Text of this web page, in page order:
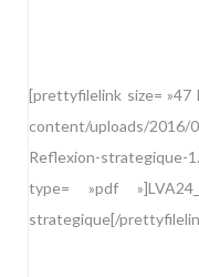
[prettyfilelink size= »47
content/uploads/2016/
Reflexion-
type= »pdf
strategique[/